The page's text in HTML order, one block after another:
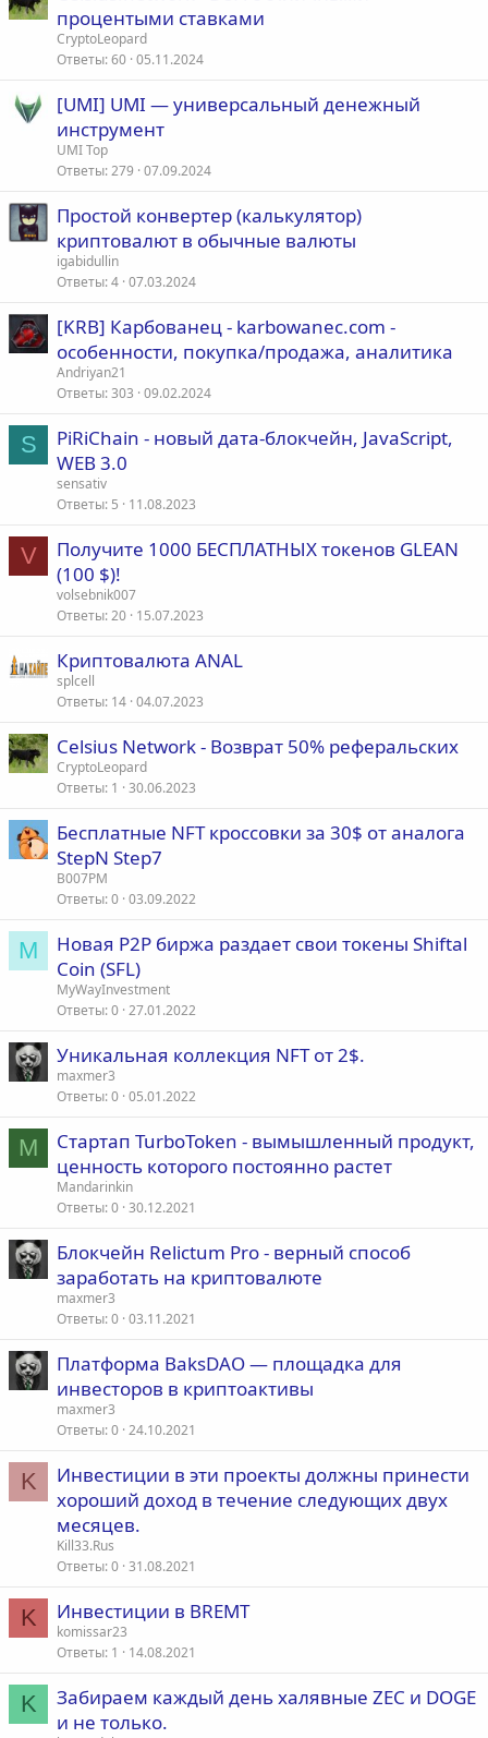
процентыми ставками
CryptoLeopard
Ответы 60 05.11.2024
[UMI] UMI — универсальный денежный
инструмент
UMI Top
Ответы 279 07.09.2024
Простой конвертер (калькулятор)
криптовалют в обычные валюты
igabidullin
Ответы 4 07.03.2024
[KRB] Карбованец - karbowanec.com -
особенности, покупка/продажа, аналитика
Andriyan21
Ответы 303 09.02.2024
S
PiRiChain - новый дата-блокчейн, JavaScript,
WEB 3.0
sensativ
Ответы 5 11.08.2023
V
Получите 1000 БЕСПЛАТНЫХ токенов GLEAN
(100 $)!
volsebnik007
Ответы 20 15.07.2023
Криптовалюта ANAL
splcell
Ответы 14 04.07.2023
Celsius Network - Возврат 50% реферальских
CryptoLeopard
Ответы 1 30.06.2023
Бесплатные NFT кроссовки за 30$ от аналога
StepN Step7
B007PM
Ответы 0 03.09.2022
M
Новая P2P биржа раздает свои токены Shiftal
Coin (SFL)
MyWayInvestment
Ответы 0 27.01.2022
Уникальная коллекция NFT от 2$.
maxmer3
Ответы 0 05.01.2022
M
Стартап TurboToken - вымышленный продукт,
ценность которого постоянно растет
Mandarinkin
Ответы 0 30.12.2021
Блокчейн Relictum Pro - верный способ
заработать на криптовалюте
maxmer3
Ответы 0 03.11.2021
Платформа BaksDAO — площадка для
инвесторов в криптоактивы
maxmer3
Ответы 0 24.10.2021
K
Инвестиции в эти проекты должны принести
хороший доход в течение следующих двух
месяцев.
Kill33.Rus
Ответы 0 31.08.2021
K Инвестиции в BREMT
komissar23
Ответы 1 14.08.2021
K
Забираем каждый день халявные ZEC и DOGE
и не только.